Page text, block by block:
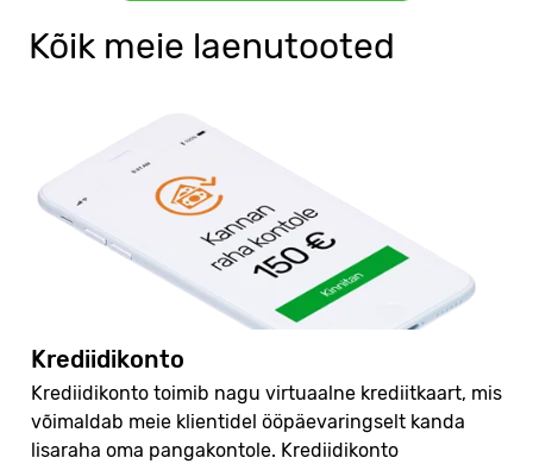
Kõik meie laenutooted
Krediidikonto
Krediidikonto toimib nagu virtuaalne krediitkaart, mis
võimaldab meie klientidel ööpäevaringselt kanda
lisaraha oma pangakontole. Krediidikonto